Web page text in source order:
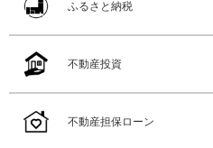
ふるさと納税
不動産投資
不動産担保ローン